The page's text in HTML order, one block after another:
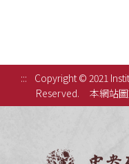
:::
Copyright © 2021
Reserved.
本網站